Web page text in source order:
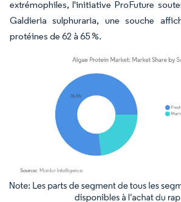
extrémophiles, l'initiative ProFuture
Galdieria sulphuraria, une souche
protéines de 62 à 65 %.
Image © Mordor Intelligence. La réutilisation